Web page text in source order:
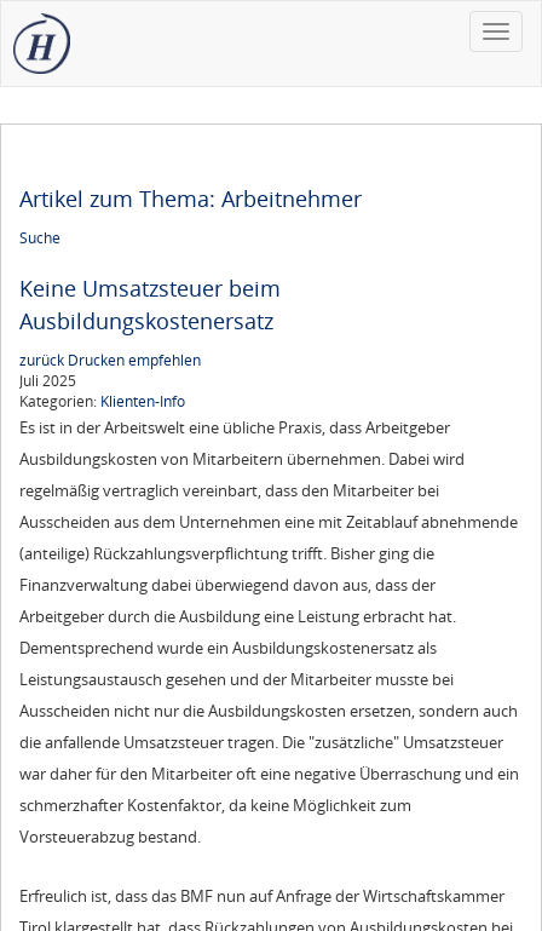
Toggle
Artikel zum Thema: Arbeitnehmer
Suche
Keine Umsatzsteuer beim
Ausbildungskostenersatz
zurück Druckenempfehlen
Juli 2025
Kategorien: Klienten-Info
Es ist in der Arbeitswelt eine übliche Praxis, dass Arbeitgeber
Ausbildungskosten von Mitarbeitern übernehmen. Dabei wird
regelmäßig vertraglich vereinbart, dass den Mitarbeiter bei
Ausscheiden aus dem Unternehmen eine mit Zeitablauf abnehmende
(anteilige) Rückzahlungsverpflichtung trifft. Bisher ging die
Finanzverwaltung dabei überwiegend davon aus, dass der
Arbeitgeber durch die Ausbildung eine Leistung erbracht hat.
Dementsprechend wurde ein Ausbildungskostenersatz als
Leistungsaustausch gesehen und der Mitarbeiter musste bei
Ausscheiden nicht nur die Ausbildungskosten ersetzen, sondern auch
die anfallende Umsatzsteuer tragen. Die "zusätzliche" Umsatzsteuer
war daher für den Mitarbeiter oft eine negative Überraschung und ein
schmerzhafter Kostenfaktor, da keine Möglichkeit zum
Vorsteuerabzug bestand.
Erfreulich ist, dass das BMF nun auf Anfrage der Wirtschaftskammer